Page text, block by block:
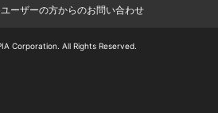
ーザーの方からのお問い合わせ
Corporation. All Rights Reserved.